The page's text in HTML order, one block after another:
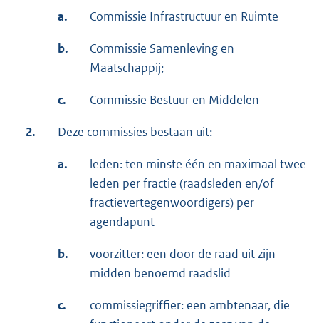
a. Commissie Infrastructuur en Ruimte
b.
Commissie Samenleving en
Maatschappij;
c. Commissie Bestuur en Middelen
2. Deze commissies bestaan uit:
a.
leden: ten minste één en maximaal twee
leden per fractie (raadsleden en/of
fractievertegenwoordigers) per
agendapunt
b.
voorzitter: een door de raad uit zijn
midden benoemd raadslid
c.
commissiegriffier: een ambtenaar, die